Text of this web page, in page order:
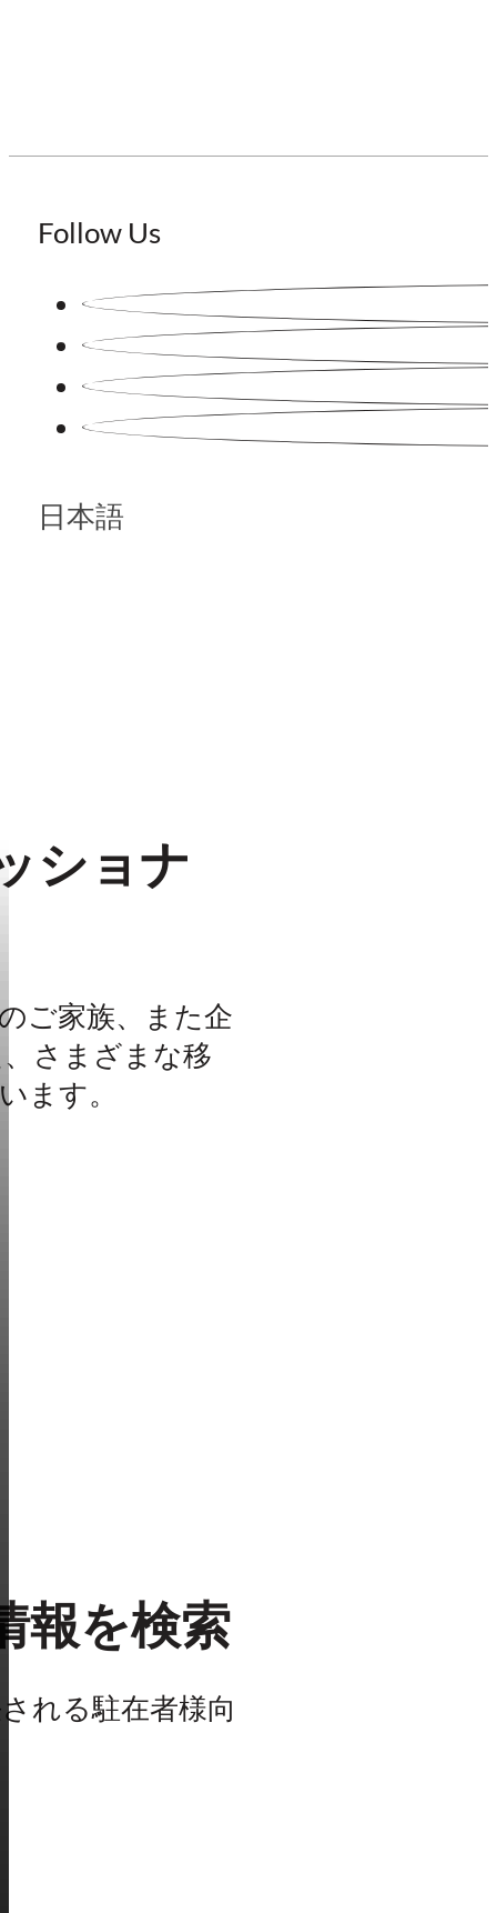
Follow Us
日本語
ショナ
ご家族、また企
さまざまな移
ます。
報を検索
れる駐在者様向